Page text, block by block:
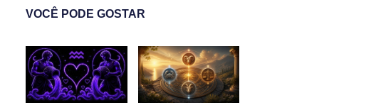
VOCÊ PODE GOSTAR